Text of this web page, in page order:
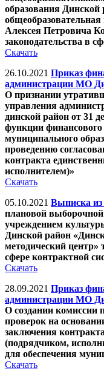
образования
Алексея Петровича
законодательства в
Скачать
26.10.2021 Приказ
администрации МО
О признании
управления
динской район от 31
функции
муниципального
проведению
контракта
исполнителем)»
Скачать
05.10.2021 Выписка из
плановой
учреждением
Динской район
методический центр»
сфере контрактной
Скачать
28.09.2021 Приказ
администрации МО
О создании комиссии
проверок на
заключения
(подрядчиком,
для обеспечения
Скачать